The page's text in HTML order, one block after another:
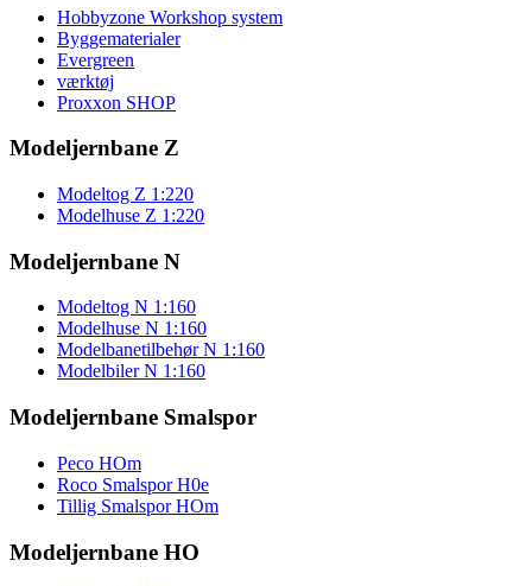
Hobbyzone Workshop system
Byggematerialer
Evergreen
værktøj
Proxxon SHOP
Modeljernbane Z
Modeltog Z 1:220
Modelhuse Z 1:220
Modeljernbane N
Modeltog N 1:160
Modelhuse N 1:160
Modelbanetilbehør N 1:160
Modelbiler N 1:160
Modeljernbane Smalspor
Peco HOm
Roco Smalspor H0e
Tillig Smalspor HOm
Modeljernbane HO